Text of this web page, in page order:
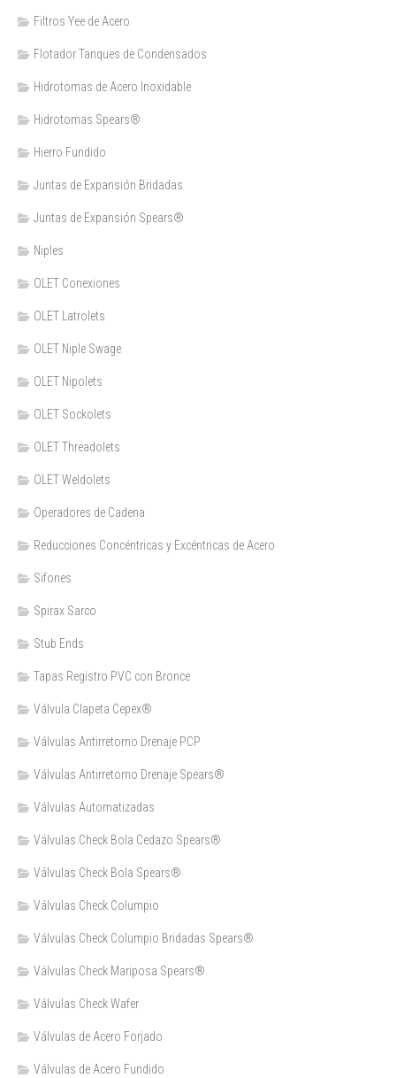
Filtros Yee de Acero
Flotador Tanques de Condensados
Hidrotomas de Acero Inoxidable
Hidrotomas Spears®
Hierro Fundido
Juntas de Expansión Bridadas
Juntas de Expansión Spears®
Niples
OLET Conexiones
OLET Latrolets
OLET Niple Swage
OLET Nipolets
OLET Sockolets
OLET Threadolets
OLET Weldolets
Operadores de Cadena
Reducciones Concéntricas y Excéntricas de Acero
Sifones
Spirax Sarco
Stub Ends
Tapas Registro PVC con Bronce
Válvula Clapeta Cepex®
Válvulas Antirretorno Drenaje PCP
Válvulas Antirretorno Drenaje Spears®
Válvulas Automatizadas
Válvulas Check Bola Cedazo Spears®
Válvulas Check Bola Spears®
Válvulas Check Columpio
Válvulas Check Columpio Bridadas Spears®
Válvulas Check Mariposa Spears®
Válvulas Check Wafer
Válvulas de Acero Forjado
Válvulas de Acero Fundido